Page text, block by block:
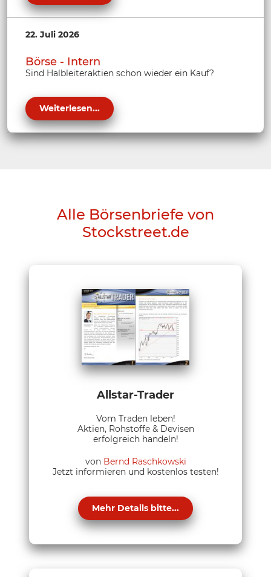
22. Juli 2026
Börse - Intern
Sind Halbleiteraktien schon wieder ein Kauf?
Weiterlesen...
Alle Börsenbriefe von
Stockstreet.de
Allstar-Trader
Vom Traden leben!
Aktien, Rohstoffe & Devisen
erfolgreich handeln!
von Bernd Raschkowski
Jetzt informieren und kostenlos testen!
Mehr Details bitte...